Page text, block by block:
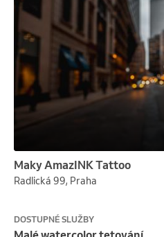
Maky AmazINK Tattoo
Radlická 99, Praha
DOSTUPNÉ SLUŽBY